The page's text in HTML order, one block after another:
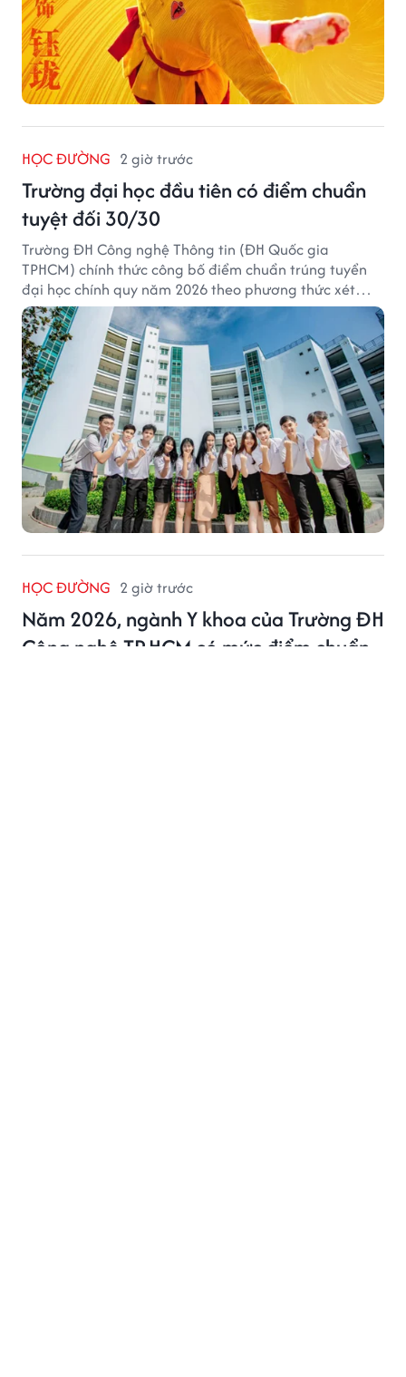
HỌC ĐƯỜNG 2 giờ trước
Trường đại học đầu tiên có điểm chuẩn
tuyệt đối 30/30
Trường ĐH Công nghệ Thông tin (ĐH Quốc gia
TPHCM) chính thức công bố điểm chuẩn trúng tuyển
đại học chính quy năm 2026 theo phương thức xét
tuyển tổng hợp.
HỌC ĐƯỜNG 2 giờ trước
Năm 2026, ngành Y khoa của Trường ĐH
Công nghệ TP.HCM có mức điểm chuẩn